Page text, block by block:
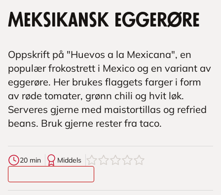
Meksikansk eggerøre
Oppskrift på "Huevos a la Mexicana", en
populær frokostrett i Mexico og en variant av
eggerøre. Her brukes flaggets farger i form
av røde tomater, grønn chili og hvit løk.
Serveres gjerne med maistortillas og refried
beans. Bruk gjerne rester fra taco.
20 min Middels 0av5stjerner